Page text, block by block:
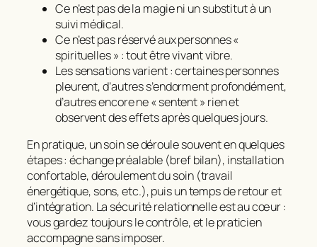
Ce n’est pas de la magie ni un substitut à un
suivi médical.
Ce n’est pas réservé aux personnes «
spirituelles » : tout être vivant vibre.
Les sensations varient : certaines personnes
pleurent, d’autres s’endorment profondément,
d’autres encore ne « sentent » rien et
observent des effets après quelques jours.
En pratique, un soin se déroule souvent en quelques
étapes : échange préalable (bref bilan), installation
confortable, déroulement du soin (travail
énergétique, sons, etc.), puis un temps de retour et
d’intégration. La sécurité relationnelle est au cœur :
vous gardez toujours le contrôle, et le praticien
accompagne sans imposer.